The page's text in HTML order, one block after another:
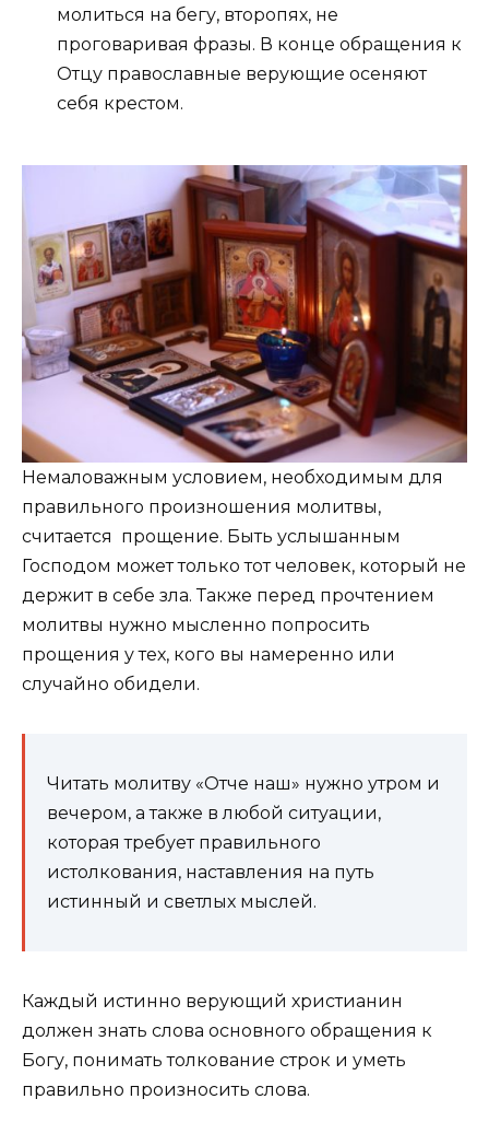
молиться на бегу, второпях, не
проговаривая фразы. В конце обращения к
Отцу православные верующие осеняют
себя крестом.
Немаловажным условием, необходимым для
правильного произношения молитвы,
считается прощение. Быть услышанным
Господом может только тот человек, который не
держит в себе зла. Также перед прочтением
молитвы нужно мысленно попросить
прощения у тех, кого вы намеренно или
случайно обидели.
Читать молитву «Отче наш» нужно утром и
вечером, а также в любой ситуации,
которая требует правильного
истолкования, наставления на путь
истинный и светлых мыслей.
Каждый истинно верующий христианин
должен знать слова основного обращения к
Богу, понимать толкование строк и уметь
правильно произносить слова.